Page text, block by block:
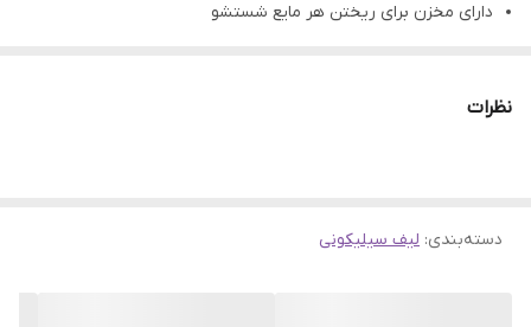
دارای مخزن برای ریختن هر مایع شستشو
نظرات
دسته‌بندی: لیف سیلیکونی